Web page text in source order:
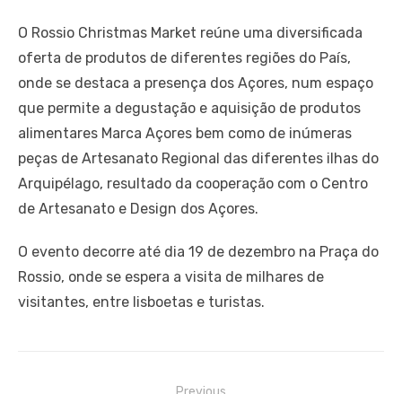
O Rossio Christmas Market reúne uma diversificada
oferta de produtos de diferentes regiões do País,
onde se destaca a presença dos Açores, num espaço
que permite a degustação e aquisição de produtos
alimentares Marca Açores bem como de inúmeras
peças de Artesanato Regional das diferentes ilhas do
Arquipélago, resultado da cooperação com o Centro
de Artesanato e Design dos Açores.
O evento decorre até dia 19 de dezembro na Praça do
Rossio, onde se espera a visita de milhares de
visitantes, entre lisboetas e turistas.